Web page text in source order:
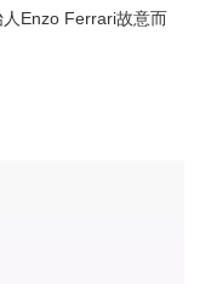
Enzo Ferrari故意而